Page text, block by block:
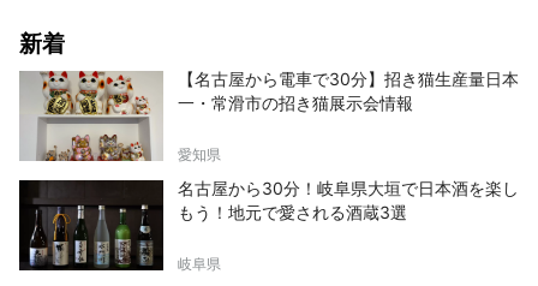
新着
【名古屋から電車で30分】招き猫生産量日本
一・常滑市の招き猫展示会情報
愛知県
名古屋から30分！岐阜県大垣で日本酒を楽し
もう！地元で愛される酒蔵3選
岐阜県